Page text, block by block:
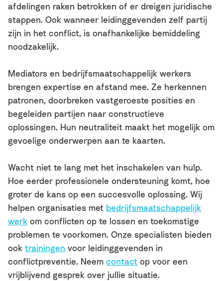
afdelingen raken betrokken of er dreigen juridische
stappen. Ook wanneer leidinggevenden zelf partij
zijn in het conflict, is onafhankelijke bemiddeling
noodzakelijk.
Mediators en bedrijfsmaatschappelijk werkers
brengen expertise en afstand mee. Ze herkennen
patronen, doorbreken vastgeroeste posities en
begeleiden partijen naar constructieve
oplossingen. Hun neutraliteit maakt het mogelijk om
gevoelige onderwerpen aan te kaarten.
Wacht niet te lang met het inschakelen van hulp.
Hoe eerder professionele ondersteuning komt, hoe
groter de kans op een succesvolle oplossing. Wij
helpen organisaties met bedrijfsmaatschappelijk
werk om conflicten op te lossen en toekomstige
problemen te voorkomen. Onze specialisten bieden
ook trainingen voor leidinggevenden in
conflictpreventie. Neem contact op voor een
vrijblijvend gesprek over jullie situatie.